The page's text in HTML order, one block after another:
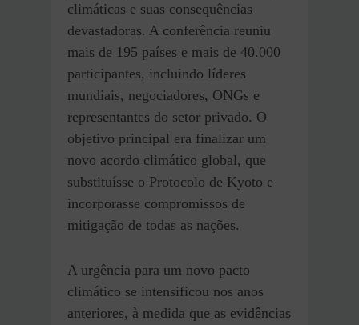
climáticas e suas consequências
devastadoras. A conferência reuniu
mais de 195 países e mais de 40.000
participantes, incluindo líderes
mundiais, negociadores, ONGs e
representantes do setor privado. O
objetivo principal era finalizar um
novo acordo climático global, que
substituísse o Protocolo de Kyoto e
incorporasse compromissos de
mitigação de todas as nações.
A urgência para um novo pacto
climático se intensificou nos anos
anteriores, à medida que as evidências